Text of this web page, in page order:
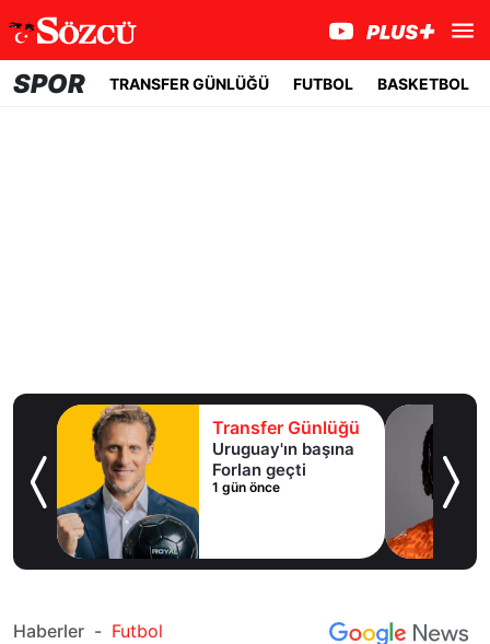
SPOR TRANSFER GÜNLÜĞÜ FUTBOL BASKETBOL
Transfer Günlüğü
Uruguay'ın başına
Forlan geçti
1 gün önce
Haberler - Futbol